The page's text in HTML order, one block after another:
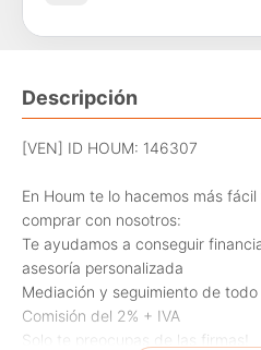
Descripción
[VEN] ID HOUM: 146307
En Houm te lo hacemos más
comprar con nosotros:
Te ayudamos a conseguir
asesoría personalizada
Mediación y seguimiento de
Comisión del 2% + IVA
Solo te preocupas de las firmas!